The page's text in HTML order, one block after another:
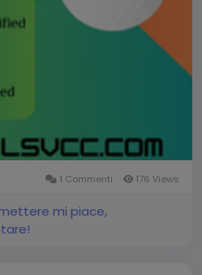
1 Commenti 176 Views
mi piace,